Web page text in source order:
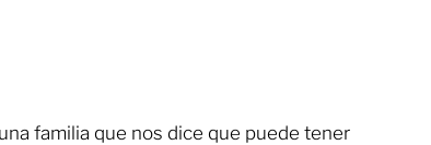
familia que nos dice que puede tener